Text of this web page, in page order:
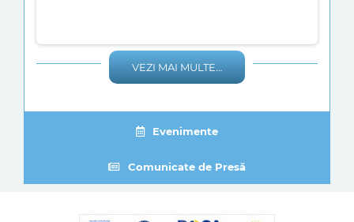
VEZI MAI MULTE…
Evenimente
Comunicate de Presă